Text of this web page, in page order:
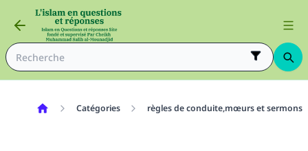
Catégories règles de conduite,mœurs et sermons